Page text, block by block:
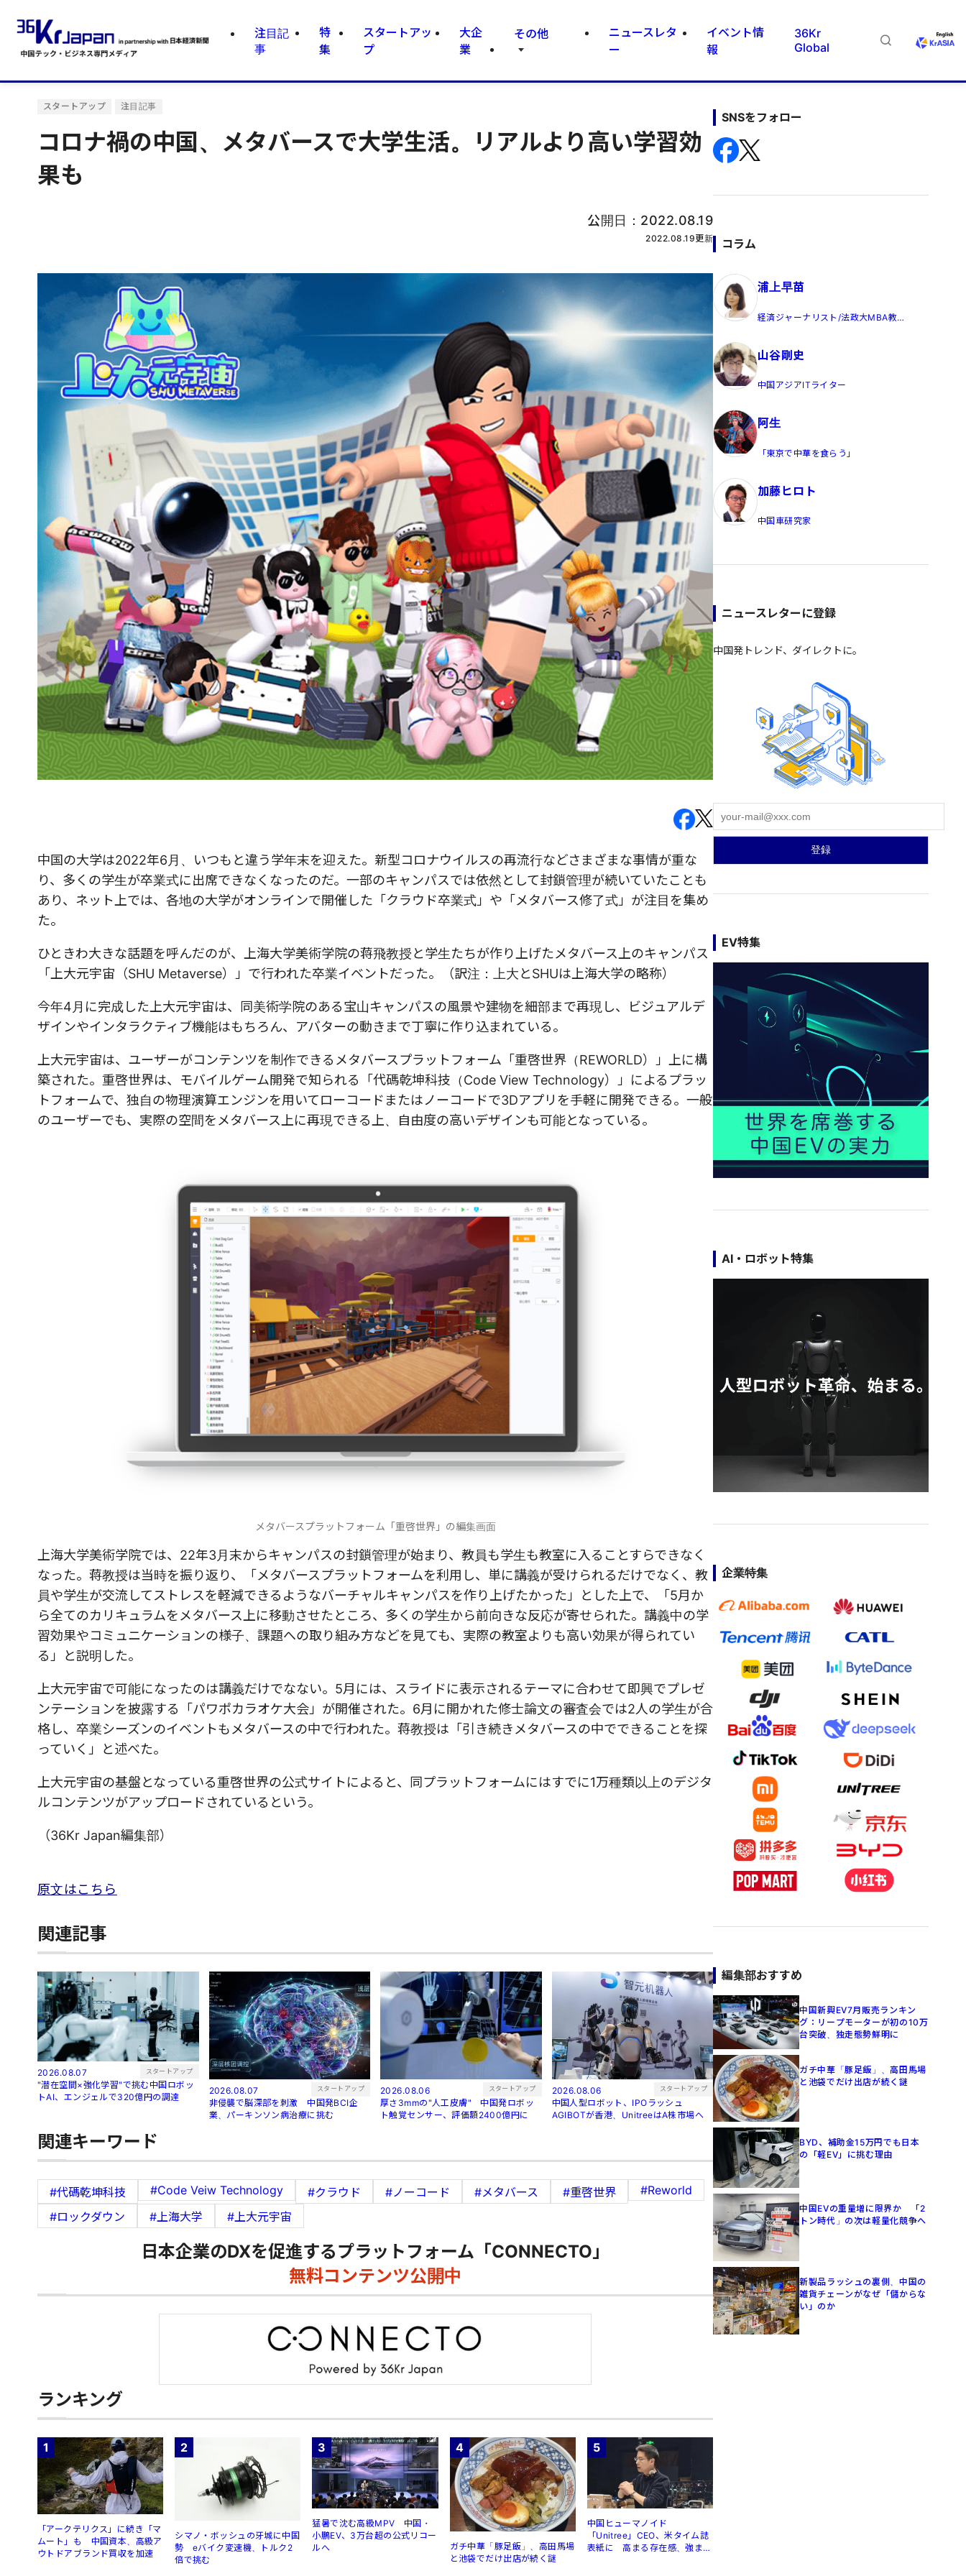
注目記
事
特
集
スタートアッ
プ
大企
業
その他
ニュースレタ
ー
イベント情
報
36Kr
Global
スタートアップ 注目記事
コロナ禍の中国、メタバースで大学生活。リアルより高い学習効
果も
公開日： 2022.08.19
2022.08.19更新
中国の大学は2022年6月、いつもと違う学年末を迎えた。新型コロナウイルスの再流行などさまざまな事情が重な
り、多くの学生が卒業式に出席できなくなったのだ。一部のキャンパスでは依然として封鎖管理が続いていたことも
あり、ネット上では、各地の大学がオンラインで開催した「クラウド卒業式」や「メタバース修了式」が注目を集め
た。
ひときわ大きな話題を呼んだのが、上海大学美術学院の蒋飛教授と学生たちが作り上げたメタバース上のキャンパス
「上大元宇宙（SHU Metaverse）」で行われた卒業イベントだった。（訳注：上大とSHUは上海大学の略称）
今年4月に完成した上大元宇宙は、同美術学院のある宝山キャンパスの風景や建物を細部まで再現し、ビジュアルデ
ザインやインタラクティブ機能はもちろん、アバターの動きまで丁寧に作り込まれている。
上大元宇宙は、ユーザーがコンテンツを制作できるメタバースプラットフォーム「重啓世界（REWORLD）」上に構
築された。重啓世界は、モバイルゲーム開発で知られる「代碼乾坤科技（Code View Technology）」によるプラッ
トフォームで、独自の物理演算エンジンを用いてローコードまたはノーコードで3Dアプリを手軽に開発できる。一般
のユーザーでも、実際の空間をメタバース上に再現できる上、自由度の高いデザインも可能となっている。
メタバースプラットフォーム「重啓世界」の編集画面
上海大学美術学院では、22年3月末からキャンパスの封鎖管理が始まり、教員も学生も教室に入ることすらできなく
なった。蒋教授は当時を振り返り、「メタバースプラットフォームを利用し、単に講義が受けられるだけでなく、教
員や学生が交流してストレスを軽減できるようなバーチャルキャンパスを作り上げたかった」とした上で、「5月か
ら全てのカリキュラムをメタバース上に移動させたところ、多くの学生から前向きな反応が寄せられた。講義中の学
習効果やコミュニケーションの様子、課題への取り組み方などを見ても、実際の教室よりも高い効果が得られてい
る」と説明した。
上大元宇宙で可能になったのは講義だけでなない。5月には、スライドに表示されるテーマに合わせて即興でプレゼ
ンテーションを披露する「パワポカラオケ大会」が開催された。6月に開かれた修士論文の審査会では2人の学生が合
格し、卒業シーズンのイベントもメタバースの中で行われた。蒋教授は「引き続きメタバースの中でできることを探
っていく」と述べた。
上大元宇宙の基盤となっている重啓世界の公式サイトによると、同プラットフォームにはすでに1万種類以上のデジタ
ルコンテンツがアップロードされているという。
（36Kr Japan編集部）
原文はこちら
関連記事
2026.08.07 スタートアップ
"潜在空間×強化学習"で挑む中国ロボッ
トAI、エンジェルで320億円の調達
2026.08.07 スタートアップ
非侵襲で脳深部を刺激 中国発BCI企
業、パーキンソン病治療に挑む
2026.08.06 スタートアップ
厚さ3mmの"人工皮膚" 中国発ロボッ
ト触覚センサー、評価額2400億円に
2026.08.06 スタートアップ
中国人型ロボット、IPOラッシュ
AGIBOTが香港、UnitreeはA株市場へ
関連キーワード
#代碼乾坤科技 #Code Veiw Technology #クラウド #ノーコード #メタバース #重啓世界
#Reworld
#ロックダウン
#上海大学 #上大元宇宙
日本企業のDXを促進するプラットフォーム「CONNECTO」
無料コンテンツ公開中
ランキング
1
「アークテリクス」に続き「マ
ムート」も 中国資本、高級ア
ウトドアブランド買収を加速
2
シマノ・ボッシュの牙城に中国
勢 eバイク変速機、トルク2
倍で挑む
3
猛暑で沈む高級MPV 中国・
小鵬EV、3万台超の公式リコー
ルへ
4
ガチ中華「豚足飯」、高田馬場
と池袋でだけ出店が続く謎
5
中国ヒューマノイド
「Unitree」CEO、米タイム誌
表紙に 高まる存在感、強まる
SNSをフォロー
コラム
浦上早苗
経済ジャーナリスト/法政大MBA教
山谷剛史
中国アジアITライター
阿生
「東京で中華を食らう」
加藤ヒロト
中国車研究家
ニュースレターに登録
中国発トレンド、ダイレクトに。
EV特集
AI・ロボット特集
企業特集
編集部おすすめ
中国新興EV7月販売ランキン
グ：リープモーターが初の10万
台突破、独走態勢鮮明に
ガチ中華「豚足飯」、高田馬場
と池袋でだけ出店が続く謎
BYD、補助金15万円でも日本
の「軽EV」に挑む理由
中国EVの重量増に限界か 「2
トン時代」の次は軽量化競争へ
新製品ラッシュの裏側、中国の
雑貨チェーンがなぜ「儲からな
い」のか